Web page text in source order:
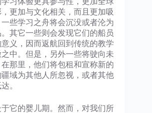
更加与文化相关，而且更加吸
些学习之舟将会沉没或者沦为
其它一些则会发现它们的船员
义，因而返航回到传统的教学
中。但是，另外一些将驶向未
那里，他们将包租和宣称新的
域为其他人所忽视，或者其他
。
的婴儿期。然而，对我们所